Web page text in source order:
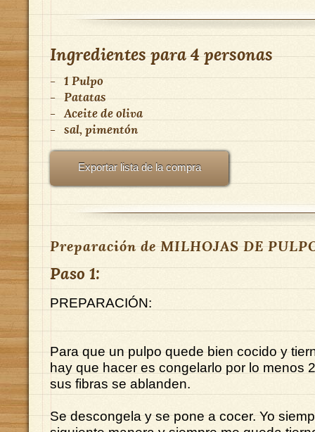
Ingredientes para4 personas
- 1 Pulpo
- Patatas
- Aceite de oliva
- sal, pimentón
Exportar lista de la compra
Preparación de MILHOJAS DE
Paso 1:
PREPARACIÓN:
Para que un pulpo quede bien cocido y
hay que hacer es congelarlo por lo menos
sus fibras se ablanden.
Se descongela y se pone a cocer. Yo